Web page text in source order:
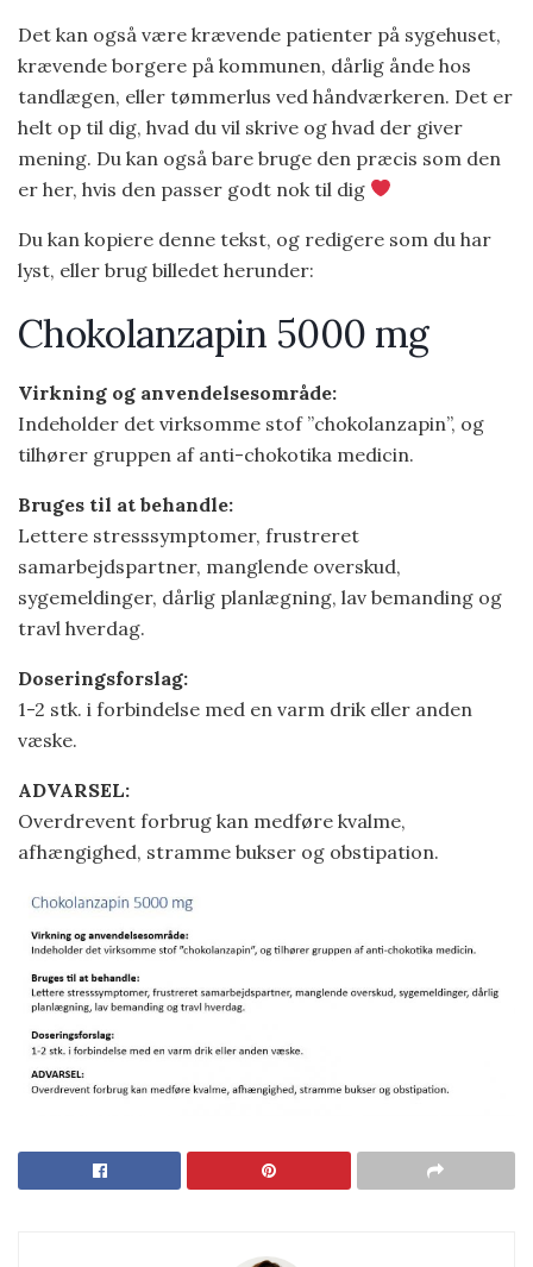
Det kan også være krævende patienter på sygehuset,
krævende borgere på kommunen, dårlig ånde hos
tandlægen, eller tømmerlus ved håndværkeren. Det er
helt op til dig, hvad du vil skrive og hvad der giver
mening. Du kan også bare bruge den præcis som den
er her, hvis den passer godt nok til dig
Du kan kopiere denne tekst, og redigere som du har
lyst, eller brug billedet herunder:
Chokolanzapin 5000 mg
Virkning og anvendelsesområde:
Indeholder det virksomme stof ”chokolanzapin”, og
tilhører gruppen af anti-chokotika medicin.
Bruges til at behandle:
Lettere stresssymptomer, frustreret
samarbejdspartner, manglende overskud,
sygemeldinger, dårlig planlægning, lav bemanding og
travl hverdag.
Doseringsforslag:
1-2 stk. i forbindelse med en varm drik eller anden
væske.
ADVARSEL:
Overdrevent forbrug kan medføre kvalme,
afhængighed, stramme bukser og obstipation.